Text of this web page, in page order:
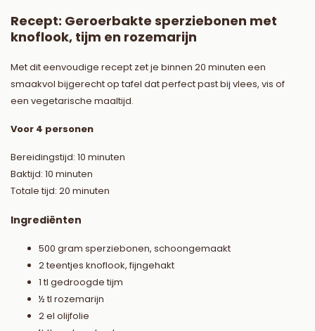
Recept: Geroerbakte sperziebonen met
knoflook, tijm en rozemarijn
Met dit eenvoudige recept zet je binnen 20 minuten een
smaakvol bijgerecht op tafel dat perfect past bij vlees, vis of
een vegetarische maaltijd.
Voor 4 personen
Bereidingstijd: 10 minuten
Baktijd: 10 minuten
Totale tijd: 20 minuten
Ingrediënten
500 gram sperziebonen, schoongemaakt
2 teentjes knoflook, fijngehakt
1 tl gedroogde tijm
½ tl rozemarijn
2 el olijfolie